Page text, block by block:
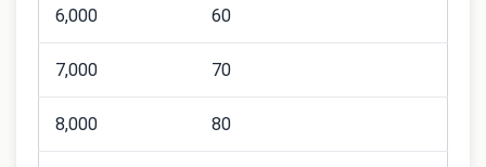
6,000 60
7,000 70
8,000 80